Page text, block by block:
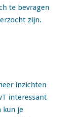
te bevragen
zijn.
inzichten
interessant
kun je